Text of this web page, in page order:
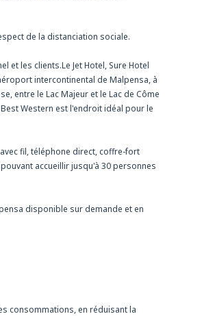
de la distanciation sociale.
les clients.Le Jet Hotel, Sure Hotel
intercontinental de Malpensa, à
entre le Lac Majeur et le Lac de Côme
Western est l'endroit idéal pour le
fil, téléphone direct, coffre-fort
accueillir jusqu'à 30 personnes
disponible sur demande et en
consommations, en réduisant la